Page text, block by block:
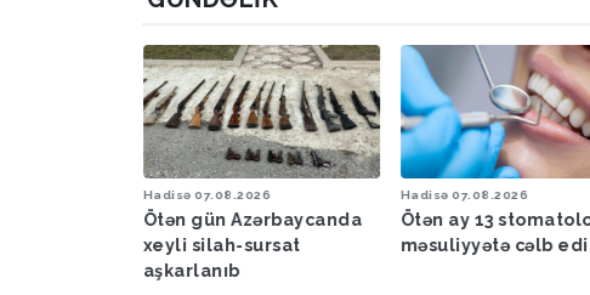
Hadisə 07.08.2026
Ötən gün Azərbaycanda
xeyli silah-sursat
aşkarlanıb
Hadisə 07.08.2026
Ötən ay 13
məsuliyyətə cəlb